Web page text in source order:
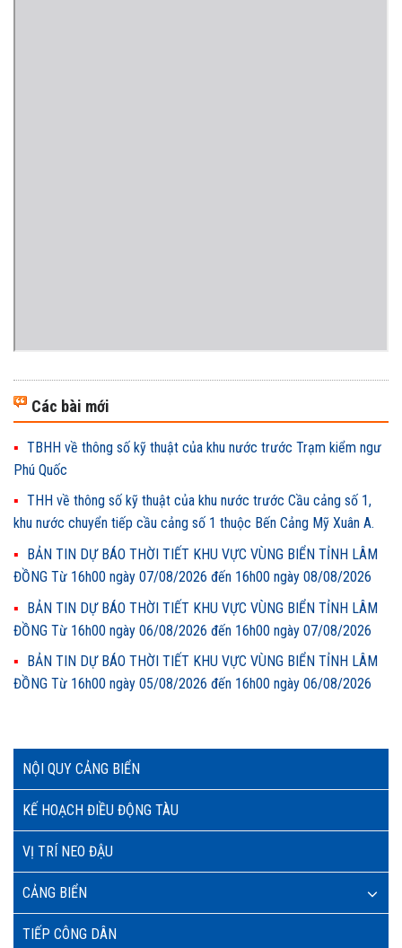
NỘI QUY CẢNG BIỂN
KẾ HOẠCH ĐIỀU ĐỘNG TÀU
VỊ TRÍ NEO ĐẬU
CẢNG BIỂN
TIẾP CÔNG DÂN
Các bài mới
TBHH về thông số kỹ thuật của khu nước trước Trạm kiểm ngư
Phú Quốc
THH về thông số kỹ thuật của khu nước trước Cầu cảng số 1,
khu nước chuyển tiếp cầu cảng số 1 thuộc Bến Cảng Mỹ Xuân A.
BẢN TIN DỰ BÁO THỜI TIẾT KHU VỰC VÙNG BIỂN TỈNH LÂM
ĐỒNG Từ 16h00 ngày 07/08/2026 đến 16h00 ngày 08/08/2026
BẢN TIN DỰ BÁO THỜI TIẾT KHU VỰC VÙNG BIỂN TỈNH LÂM
ĐỒNG Từ 16h00 ngày 06/08/2026 đến 16h00 ngày 07/08/2026
BẢN TIN DỰ BÁO THỜI TIẾT KHU VỰC VÙNG BIỂN TỈNH LÂM
ĐỒNG Từ 16h00 ngày 05/08/2026 đến 16h00 ngày 06/08/2026